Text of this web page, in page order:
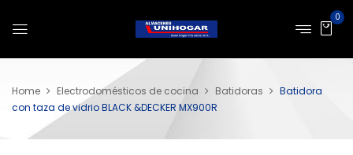
0
Home Electrodomésticos de cocina Batidoras
Batidora
con taza de vidrio BLACK &DECKER MX900R